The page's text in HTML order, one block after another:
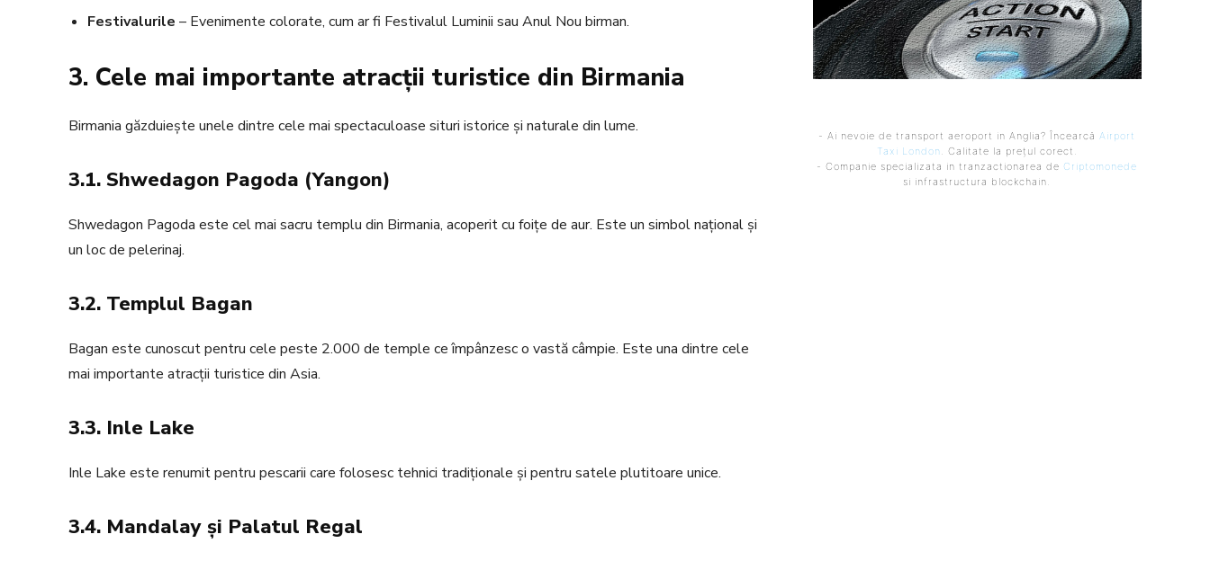
Festivalurile – Evenimente colorate, cum ar fi Festivalul Luminii sau Anul Nou birman.
3. Cele mai importante atracții turistice din Birmania
Birmania găzduiește unele dintre cele mai spectaculoase situri istorice și naturale din lume.
3.1. Shwedagon Pagoda (Yangon)
Shwedagon Pagoda este cel mai sacru templu din Birmania, acoperit cu foițe de aur. Este un simbol național și
un loc de pelerinaj.
3.2. Templul Bagan
Bagan este cunoscut pentru cele peste 2.000 de temple ce împânzesc o vastă câmpie. Este una dintre cele
mai importante atracții turistice din Asia.
3.3. Inle Lake
Inle Lake este renumit pentru pescarii care folosesc tehnici tradiționale și pentru satele plutitoare unice.
3.4. Mandalay și Palatul Regal
- Ai nevoie de transport aeroport in Anglia? ÎncearcăAirport
Taxi London. Calitate la prețul corect.
- Companie specializata in tranzactionarea deCriptomonede
si infrastructura blockchain.